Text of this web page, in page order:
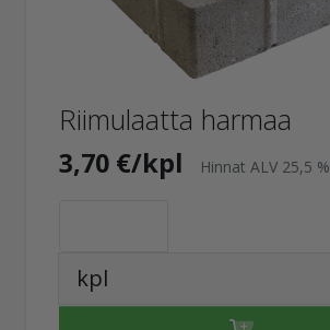
Riimulaatta harmaa
3,70 €/kpl Hinnat ALV 25,5 %
kpl